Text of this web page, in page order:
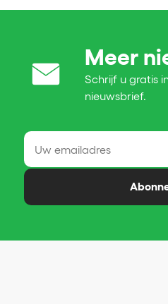
Meer
Schrijf u gratis
nieuwsbrief.